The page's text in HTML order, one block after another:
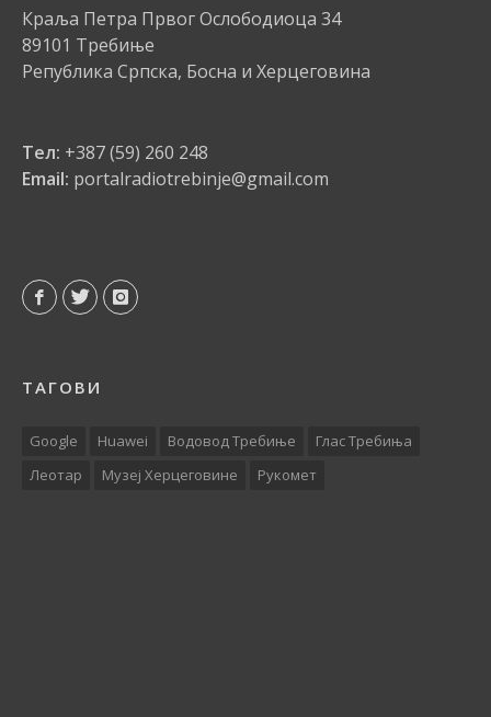
Краља Петра Првог Ослободиоца 34
89101 Требиње
Република Српска, Босна и Херцеговина
Тел: +387 (59) 260 248
Email: portalradiotrebinje@gmail.com
ТАГОВИ
Google Huawei Водовод Требиње
Глас Требиња
Леотар
Музеј Херцеговине Рукомет